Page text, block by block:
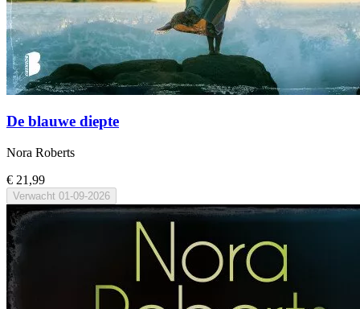
De blauwe diepte
Nora Roberts
€ 21,99
Verwacht 01-09-2026